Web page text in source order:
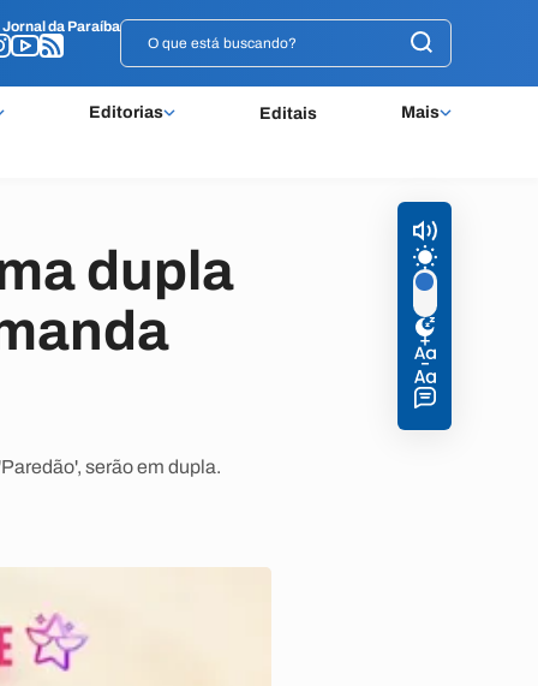
Jornal da Paraíba
Editorias Editais Mais
Jornal da Paraíba
dupla
serão em dupla.